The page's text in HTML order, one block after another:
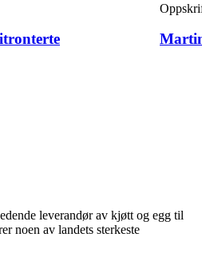
leverandør av kjøtt og egg til
noen av landets sterkeste